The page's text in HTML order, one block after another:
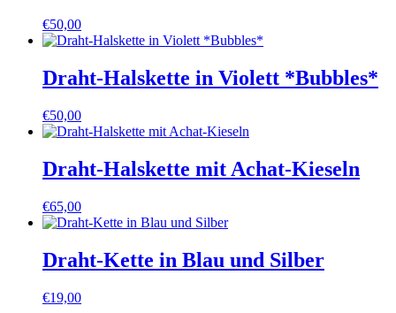
€50,00
Draht-Halskette in Violett *Bubbles*
€50,00
Draht-Halskette mit Achat-Kieseln
€65,00
Draht-Kette in Blau und Silber
€19,00